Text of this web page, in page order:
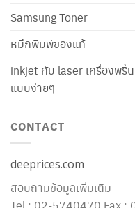
Samsung Toner
หมึกพิมพ์ของแท้
inkjet กับ laser เครื่องพริ้
แบบง่ายๆ
CONTACT
deeprices.com
สอบถามข้อมูลเพิ่มเติม